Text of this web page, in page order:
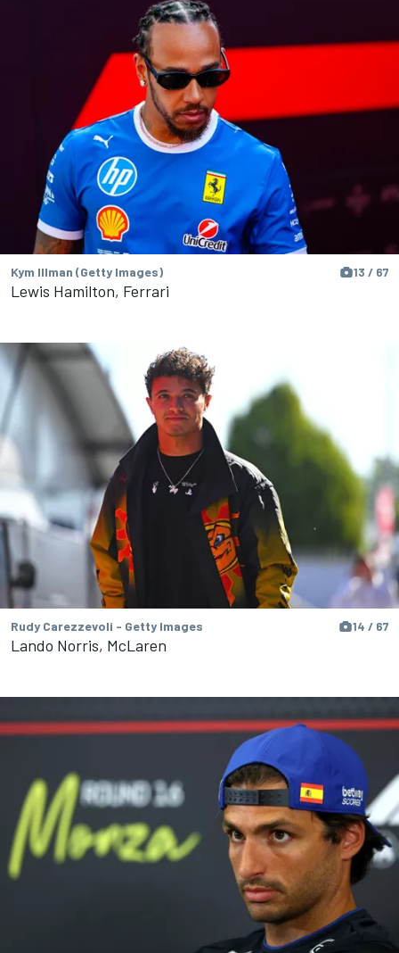
Kym Illman (Getty Images) 13 / 67
Lewis Hamilton, Ferrari
Rudy Carezzevoli - Getty Images 14 / 67
Lando Norris, McLaren